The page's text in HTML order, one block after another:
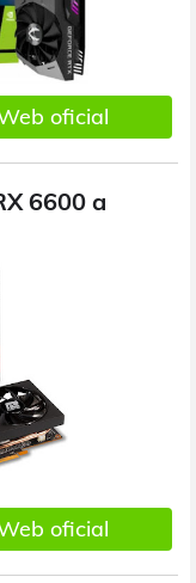
oficial
6600 a
oficial